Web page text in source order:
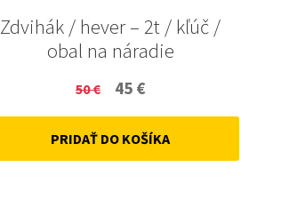
Zdvihák / hever – 2t / kľúč /
obal na náradie
50€
Original
price
was:
45 €Current
price
is:
PRIDAŤ DO KOŠÍKA